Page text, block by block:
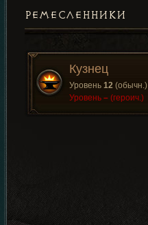
РЕМЕСЛЕННИКИ
Кузнец
Уровень 12 (обычн.)
Уровень – (героич.)